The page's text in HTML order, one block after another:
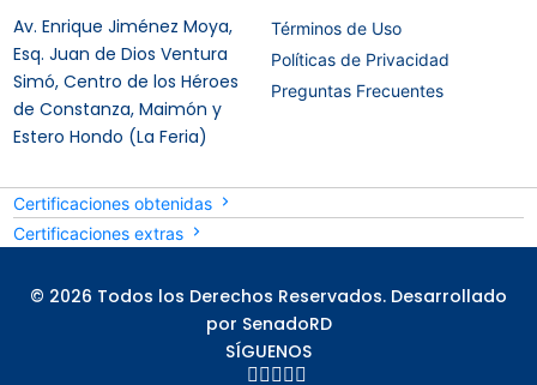
Av. Enrique Jiménez Moya,
Esq. Juan de Dios Ventura
Simó, Centro de los Héroes
de Constanza, Maimón y
Estero Hondo (La Feria)
Términos de Uso
Políticas de Privacidad
Preguntas Frecuentes
Certificaciones obtenidas
Certificaciones extras
© 2026 Todos los Derechos Reservados. Desarrollado
por SenadoRD
SÍGUENOS
    